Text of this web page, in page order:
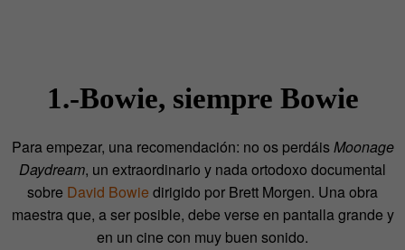
1.-Bowie, siempre Bowie
Para empezar, una recomendación: no os perdáisMoonage
Daydream, un extraordinario y nada ortodoxo documental
sobre David Bowie dirigido por Brett Morgen. Una obra
maestra que, a ser posible, debe verse en pantalla grande y
en un cine con muy buen sonido.